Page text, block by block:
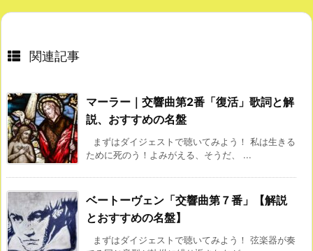
関連記事
マーラー｜交響曲第2番「復活」歌詞と解
説、おすすめの名盤
まずはダイジェストで聴いてみよう！ 私は生きる
ために死のう！よみがえる、そうだ、 ...
ベートーヴェン「交響曲第７番」【解説
とおすすめの名盤】
まずはダイジェストで聴いてみよう！ 弦楽器が奏